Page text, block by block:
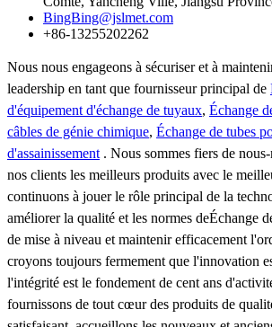
BingBing@jslmet.com
+86-13255202262
Nous nous engageons à sécuriser et à
leadership en tant que fournisseur principal de
d'équipement d'échange de tuyaux, Échange
câbles de génie chimique, Échange de tubes
d'assainissement . Nous sommes fiers de
nos clients les meilleurs produits avec le
continuons à jouer le rôle principal de la
améliorer la qualité et les normes deÉchange
de mise à niveau et maintenir efficacement
croyons toujours fermement que l'innovation
l'intégrité est le fondement de cent ans
fournissons de tout cœur des produits de